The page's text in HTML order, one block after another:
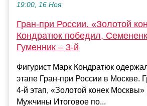
19:00, 16 Ноя
Гран-при России. «Золотой
Кондратюк победил,
Гуменник – 3-й
Фигурист Марк Кондратюк
этапе Гран-при России в Москве.
4-й этап, «Золотой конек Москвы»
Мужчины Итоговое по...